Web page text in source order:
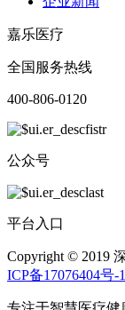
嘉乐医疗
全国服务热线
400-806-0120
公众号
平台入口
Copyright © 2019
ICP备17076404号-1